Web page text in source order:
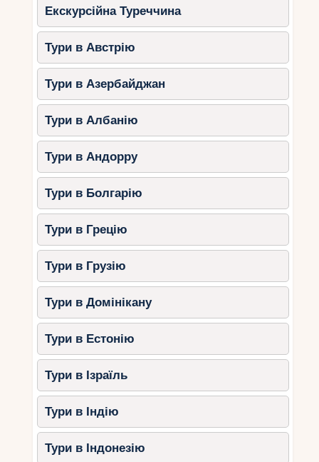
Екскурсійна Туреччина
Тури в Австрію
Тури в Азербайджан
Тури в Албанію
Тури в Андорру
Тури в Болгарію
Тури в Грецію
Тури в Грузію
Тури в Домінікану
Тури в Естонію
Тури в Ізраїль
Тури в Індію
Тури в Індонезію